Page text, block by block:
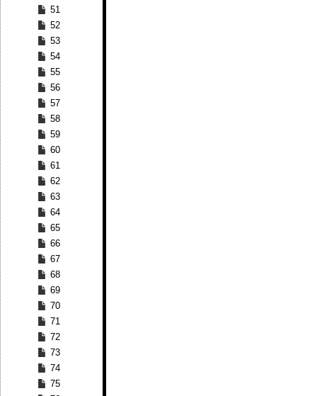
51
52
53
54
55
56
57
58
59
60
61
62
63
64
65
66
67
68
69
70
71
72
73
74
75